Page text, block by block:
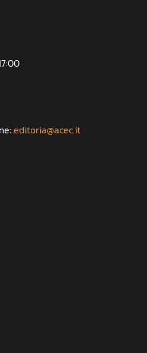
editoria@acec.it